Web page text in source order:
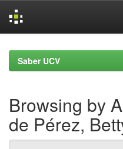
navigationSaber UCV
Browsing by
de Pérez,